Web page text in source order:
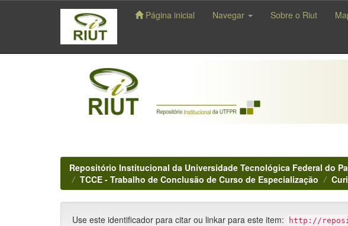
navigation
Página inicial Navegar Sobre o Riut
Repositório Institucional da Universidade Tecnológica Federal do
TCCE - Trabalho de Conclusão de Curso de Especialização
Use este identificador para citar ou linkar para este item: http://